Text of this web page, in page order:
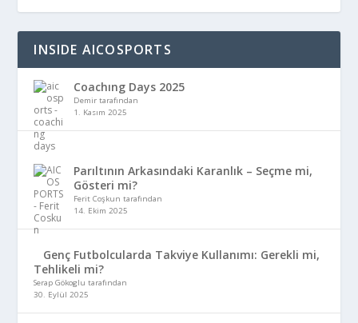
INSIDE AICOSPORTS
Coachıng Days 2025
Demir tarafından
1. Kasım 2025
Parıltının Arkasındaki Karanlık – Seçme mi,
Gösteri mi?
Ferit Coşkun tarafından
14. Ekim 2025
Genç Futbolcularda Takviye Kullanımı: Gerekli mi,
Tehlikeli mi?
Serap Gökoglu tarafından
30. Eylül 2025